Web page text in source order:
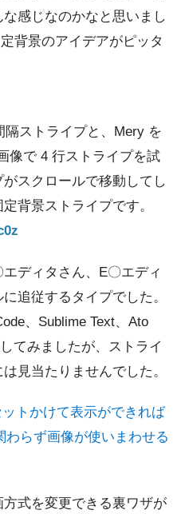
感じなのかなと思いまし
背景のアイデアがピッタ
ストライプと、Mery を
像で 4 行ストライプを試
スクロールで移動してし
背景ストライプです。
ディタさん、E〇エディ
追従するタイプでした。
、Sublime Text、Ato
てみましたが、ストライ
見当たりませんでした。
トかけて表示ができれば
らず画像が使いまわせる
式を変更できる裏ワザが